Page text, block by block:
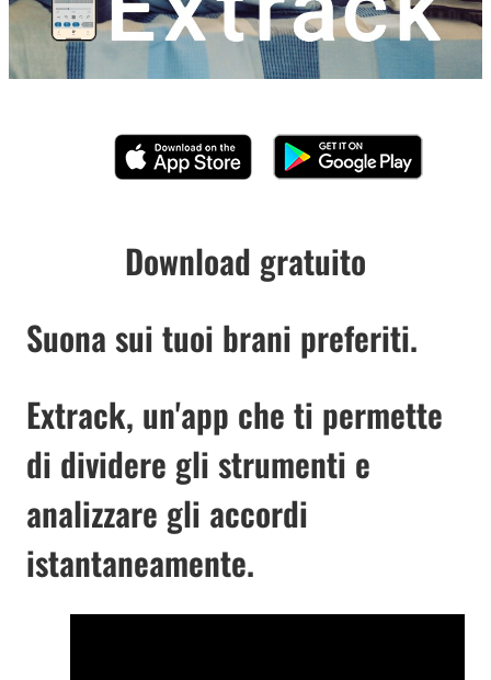
Download gratuito
Suona sui tuoi brani preferiti.
Extrack, un'app che ti permette
di dividere gli strumenti e
analizzare gli accordi
istantaneamente.